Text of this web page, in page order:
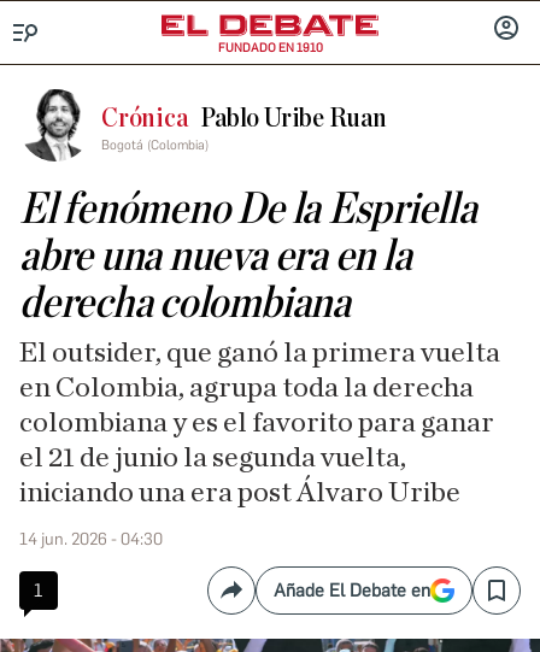
FUNDADO EN 1910
Crónica Pablo Uribe Ruan
Bogotá (Colombia)
El fenómeno De la Espriella
abre una nueva era en la
derecha colombiana
El outsider, que ganó la primera vuelta
en Colombia, agrupa toda la derecha
colombiana y es el favorito para ganar
el 21 de junio la segunda vuelta,
iniciando una era post Álvaro Uribe
14 jun. 2026 - 04:30
1 CompartirAñade El Debate en Save